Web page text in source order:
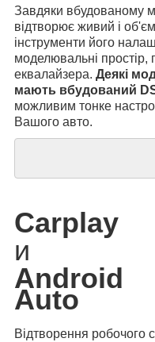
Завдяки вбудованому
відтворює живий і
інструменти його
моделювальні простір,
еквалайзера. Деякі
мають вбудований
можливим тонке
Вашого авто.
Carplay
и
Android
Auto
Відтворення